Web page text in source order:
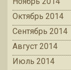
Октябрь 2014
Сентябрь 2014
Август 2014
Июль 2014